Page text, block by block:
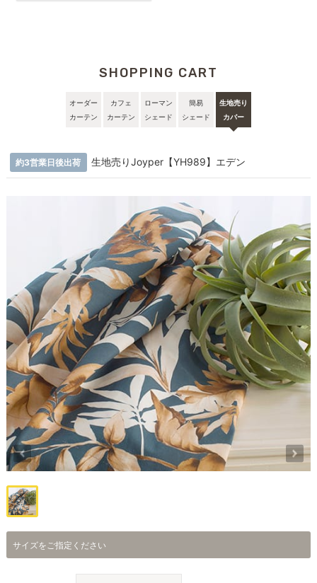
SHOPPING CART
オーダー
カーテン
カフェ
カーテン
ローマン
シェード
簡易
シェード
生地売り
カバー
約3営業日後出荷 生地売りJoyper【YH989】エデン
サイズをご指定ください